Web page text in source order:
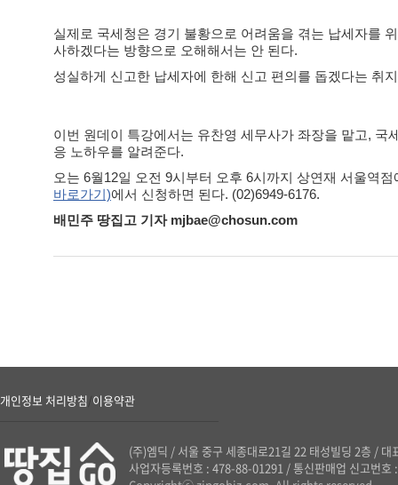
실제로 국세청은 경기 불황으로 어려움을 겪는 납세자를
사하겠다는 방향으로 오해해서는 안 된다.
성실하게 신고한 납세자에 한해 신고 편의를 돕겠다는 취
이번 원데이 특강에서는 유찬영 세무사가 좌장을 맡고,
응 노하우를 알려준다.
오는 6월12일 오전 9시부터 오후 6시까지 상연재 서울역
바로가기)에서 신청하면 된다. (02)6949-6176.
배민주 땅집고 기자 mjbae@chosun.com
(주)엠딕 / 서울 중구 세종대로21길 22 태성빌딩 2층 / 대
사업자등록번호 : 478-88-01291 /통신판매업 신고번
개인정보 처리방침/이용약관